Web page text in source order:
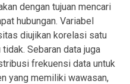
dengan tujuan mencari
hubungan. Variabel
diujikan korelasi satu
Sebaran data juga
frekuensi data untuk
yang memiliki wawasan,